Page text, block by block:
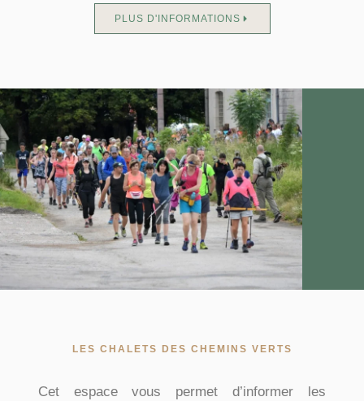
PLUS D'INFORMATIONS
LES CHALETS DES CHEMINS VERTS
Cet espace vous permet d’informer les